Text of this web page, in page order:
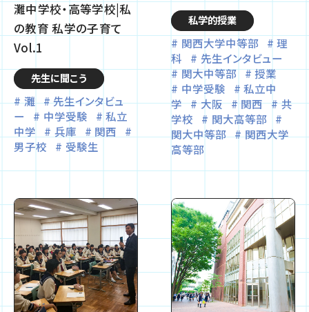
灘中学校・高等学校|私
の教育 私学の子育て
Vol.1
先生に聞こう
灘
先生インタビュ
ー
中学受験
私立
中学
兵庫
関西
男子校
受験生
私学的授業
関西大学中等部
理
科
先生インタビュー
関大中等部
授業
中学受験
私立中
学
大阪 関西
共
学校
関大高等部
関大中等部
関西大学
高等部